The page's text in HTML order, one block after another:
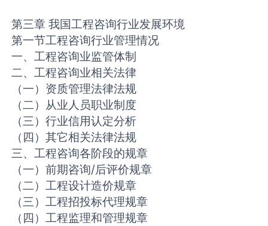
第三章 我国工程咨询行业发展环境
第一节工程咨询行业管理情况
一、工程咨询业监管体制
二、工程咨询业相关法律
（一）资质管理法律法规
（二）从业人员职业制度
（三）行业信用认定分析
（四）其它相关法律法规
三、工程咨询各阶段的规章
（一）前期咨询/后评价规章
（二）工程设计造价规章
（三）工程招投标代理规章
（四）工程监理和管理规章